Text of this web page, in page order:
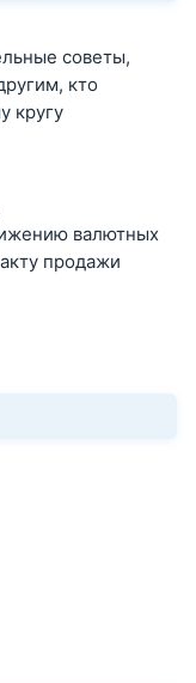
советы,
кто
кругу
валютных
продажи